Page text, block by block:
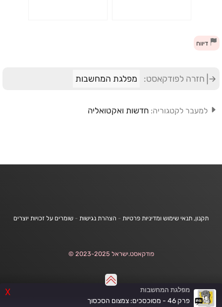
X מפלגת המחשבות
פרק 46 - מסוכסכים: צמצום הסכסוך
דיווח
חזרה לפודקאסט: מפלגת המחשבות
למעבר לקטגוריה: חדשות ואקטואליה
תקנון, תנאי שימוש ומדיניות פרטיות - הצהרת נגישות - שומרים על זכויות יוצרים
פודקאסט.ישראל 2023-2025 ©